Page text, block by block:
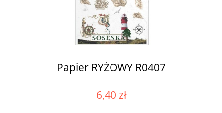
Papier RYŻOWY R0407
6,40 zł